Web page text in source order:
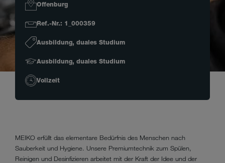
Offenburg
Ref.-Nr.: 1_000359
Ausbildung, duales Studium
Ausbildung, duales Studium
Vollzeit
MEIKO erfüllt das elementare Bedürfnis des Menschen nach
Sauberkeit und Hygiene. Unsere Premiumtechnik zum Spülen,
Reinigen und Desinfizieren arbeitet mit der Kraft der Idee und der